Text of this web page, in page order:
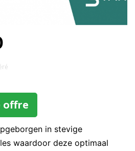
offre
in stevige
waardoor deze optimaal